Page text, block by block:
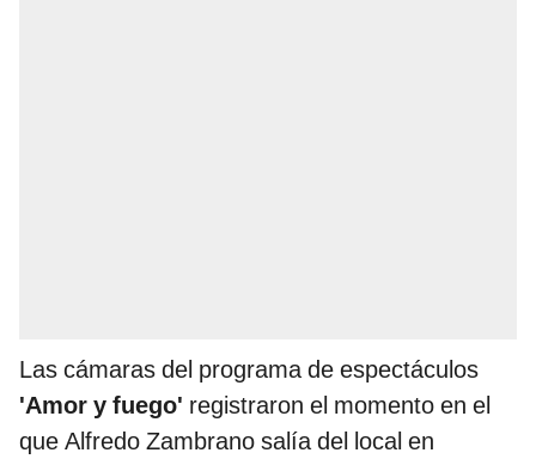
Las cámaras del programa de espectáculos
'Amor y fuego' registraron el momento en el
que Alfredo Zambrano salía del local en